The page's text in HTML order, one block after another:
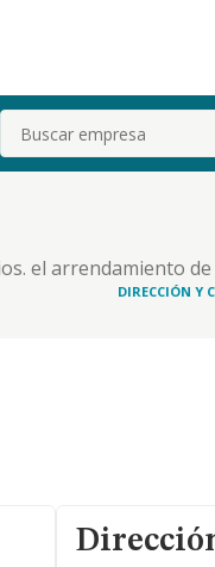
Buscar
el arrendamiento de
al deposito,
DIRECCIÓN Y